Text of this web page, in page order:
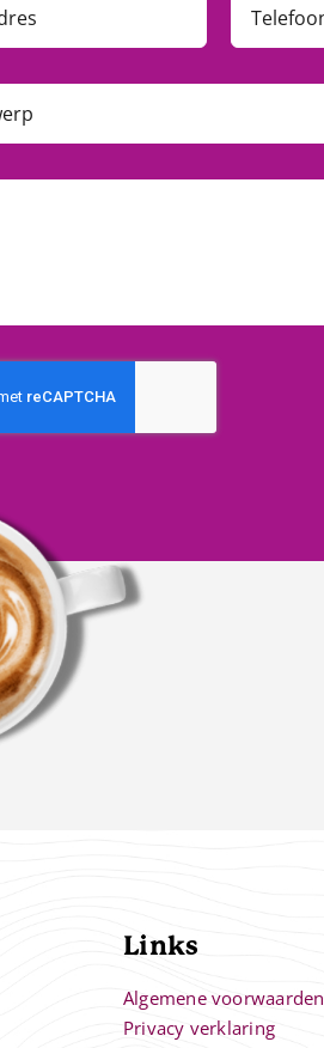
Links
Algemene voorwaarden
Privacy verklaring